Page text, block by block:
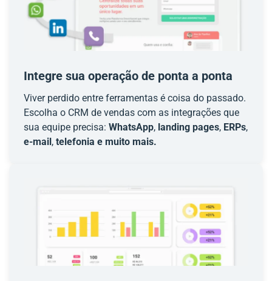
Integre sua operação de ponta a ponta
Viver perdido entre ferramentas é coisa do passado.
Escolha o CRM de vendas com as integrações que
sua equipe precisa: WhatsApp, landing pages, ERPs,
e-mail , telefonia e muito mais.